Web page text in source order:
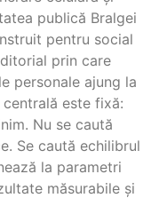
publică Bralgei
pentru social
prin care
personale ajung la
este fixă:
Nu se caută
Se caută echilibrul
la parametri
măsurabile și